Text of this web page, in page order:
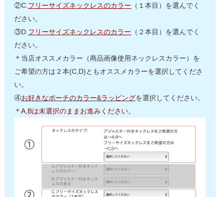
②C. フリーサイズネックレスのカラー （１本目）を選んでく
ださい。
③D. フリーサイズネックレスのカラー （２本目）を選んでく
ださい。
＊当店オススメカラー（商品画像使用ネックレスカラー）を
ご希望の方は２本(C,D)ともオススメカラーを選択してくださ
い。
④お好きなポーチのカラー&ラッピングを選択してください。
＊A,Bは未選択のままお進みください。